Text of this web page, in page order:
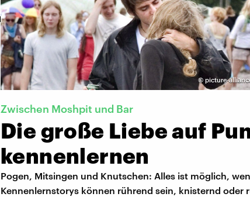
© picture-
Zwischen Moshpit und Bar
Die große Liebe auf
kennenlernen
Pogen, Mitsingen und Knutschen: Alles ist möglich,
Kennenlernstorys können rührend sein, knisternd oder